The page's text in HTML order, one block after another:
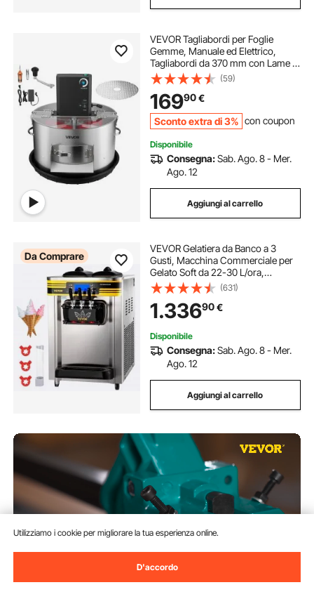
VEVOR Tagliabordi per Foglie
Gemme, Manuale ed Elettrico,
Tagliabordi da 370 mm con Lame in
Acciaio Inox, Taglio Visivo,
Macchina da Taglio Idroponica a
Umido e a Secco con Vassoio, per
Piante
(59)
16990€
Sconto extra di 3% con coupon
Disponibile
Consegna:Sab. Ago. 8 - Mer.
Ago. 12
Aggiungi al carrello
Da Comprare
VEVOR Gelatiera da Banco a 3
Gusti, Macchina Commerciale per
Gelato Soft da 22-30 L/ora,
Gelatiera con Accessori Completi,
Utilizzo per Gelato Soft
(631)
1.33690€
Disponibile
Consegna:Sab. Ago. 8 - Mer.
Ago. 12
Aggiungi al carrello
Utilizziamo i cookie per migliorare la tua esperienza online.
D'accordo